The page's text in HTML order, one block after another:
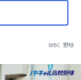
WBC 野球